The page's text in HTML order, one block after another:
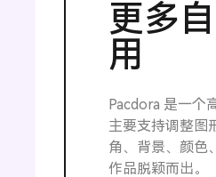
更多
用
Pacdora 是一个
主要支持调整图
角、背景、颜色
作品脱颖而出。